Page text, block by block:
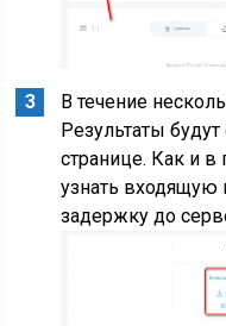
В течение
Результаты
странице. Как и
узнать входящую
задержку до